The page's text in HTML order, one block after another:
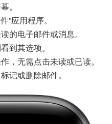
。
”应用程序。
的电子邮件或消息。
到其选项。
，无需点击未读或已读。
记或删除邮件。